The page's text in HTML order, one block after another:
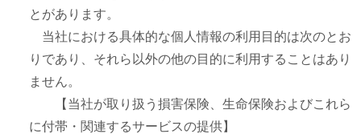
とがあります。
当社における具体的な個人情報の利用目的は次のとお
りであり、それら以外の他の目的に利用することはあり
ません。
【当社が取り扱う損害保険、生命保険およびこれら
に付帯・関連するサービスの提供】